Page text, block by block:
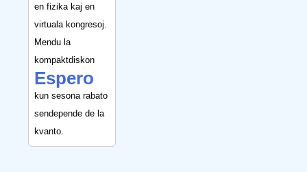
en fizika kaj en
virtuala kongresoj.
Mendu la
kompaktdiskon
Espero
kun sesona rabato
sendepende de la
kvanto.